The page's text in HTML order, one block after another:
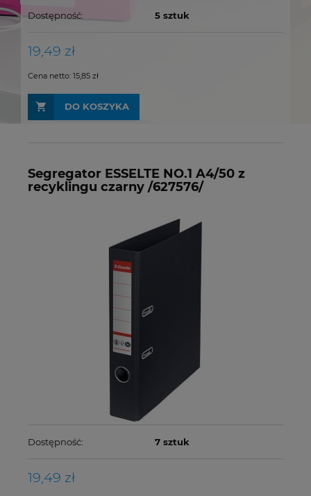
Dostępność: 5 sztuk
19,49 zł
Cena netto: 15,85 zł
DO KOSZYKA
Segregator ESSELTE NO.1 A4/50 z
recyklingu czarny /627576/
Dostępność: 7 sztuk
19,49 zł